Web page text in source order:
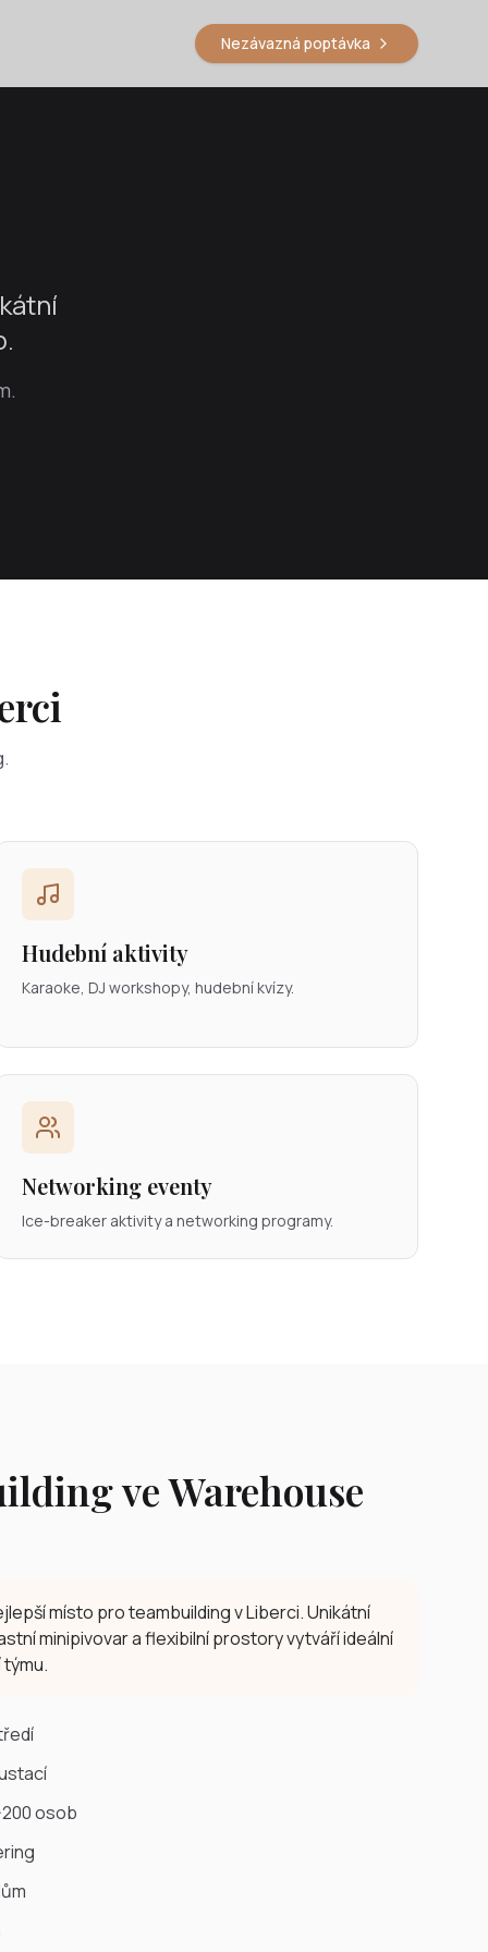
Nezávazná poptávka
Hudební aktivity
Karaoke, DJ workshopy, hudební kvízy.
Networking eventy
Ice-breaker aktivity a networking programy.
ve Warehouse
místo pro teambuilding v Liberci. Unikátní
minipivovar a flexibilní prostory vytváří ideální
osob